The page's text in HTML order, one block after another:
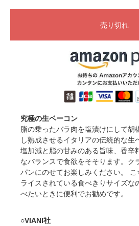
究極の生ベーコン
脂の乗ったバラ肉を塩漬けにして胡
し熟成させるイタリアの伝統的な生
塩加減と脂の甘みのある旨味、香辛
なバランスで食欲をそそります。ク
パンにのせてお楽しみください。
ライスされている食べきりサイズな
べたいときに便利でお勧めです。
○VIANI社